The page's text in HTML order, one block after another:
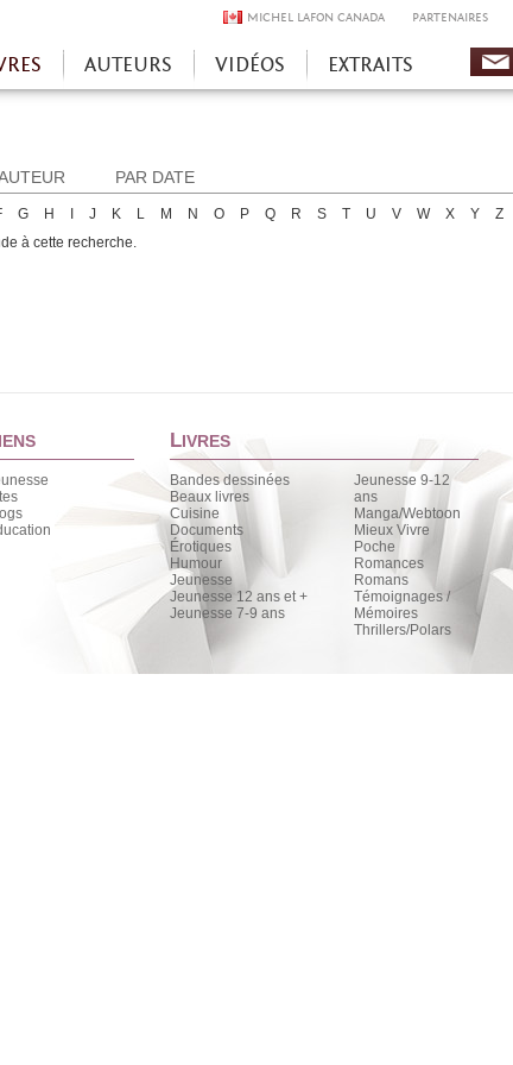
MICHEL LAFON CANADA PARTENAIRES
AUTEURS VIDÉOS EXTRAITS
PAR DATE
G H J K L M N O P Q R S T U V W X Y
Z
à cette recherche.
IENS LIVRES
Bandes dessinées
Beaux livres
Cuisine
Documents
Érotiques
Humour
Jeunesse
Jeunesse 12 ans et +
Jeunesse 7-9 ans
Jeunesse 9-12
ans
Manga/Webtoon
Mieux Vivre
Poche
Romances
Romans
Témoignages /
Mémoires
Thrillers/Polars